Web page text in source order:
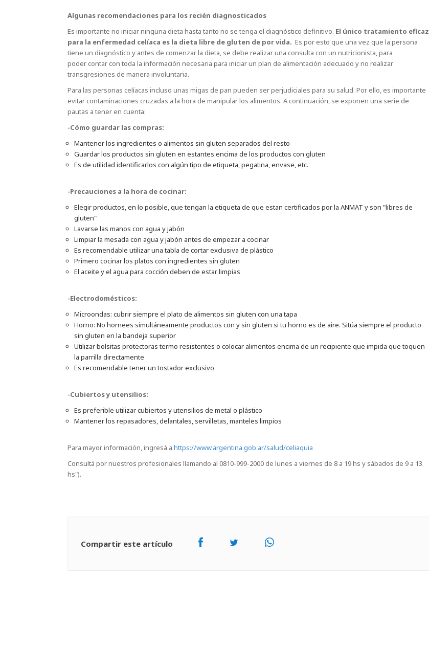
Algunas recomendaciones para los recién diagnosticados
Es importante no iniciar ninguna dieta hasta tanto no se tenga el diagnóstico definitivo. El único tratamiento eficaz
para la enfermedad celíaca es la dieta libre de gluten de por vida. Es por esto que una vez que la persona
tiene un diagnóstico y antes de comenzar la dieta, se debe realizar una consulta con un nutricionista, para
poder contar con toda la información necesaria para iniciar un plan de alimentación adecuado y no realizar
transgresiones de manera involuntaria.
Para las personas celíacas incluso unas migas de pan pueden ser perjudiciales para su salud. Por ello, es importante
evitar contaminaciones cruzadas a la hora de manipular los alimentos. A continuación, se exponen una serie de
pautas a tener en cuenta:
-Cómo guardar las compras:
Mantener los ingredientes o alimentos sin gluten separados del resto
Guardar los productos sin gluten en estantes encima de los productos con gluten
Es de utilidad identificarlos con algún tipo de etiqueta, pegatina, envase, etc.
-Precauciones a la hora de cocinar:
Elegir productos, en lo posible, que tengan la etiqueta de que estan certificados por la ANMAT y son "libres de
gluten"
Lavarse las manos con agua y jabón
Limpiar la mesada con agua y jabón antes de empezar a cocinar
Es recomendable utilizar una tabla de cortar exclusiva de plástico
Primero cocinar los platos con ingredientes sin gluten
El aceite y el agua para cocción deben de estar limpias
-Electrodomésticos:
Microondas: cubrir siempre el plato de alimentos sin gluten con una tapa
Horno: No hornees simultáneamente productos con y sin gluten si tu horno es de aire. Sitúa siempre el producto
sin gluten en la bandeja superior
Utilizar bolsitas protectoras termo resistentes o colocar alimentos encima de un recipiente que impida que toquen
la parrilla directamente
Es recomendable tener un tostador exclusivo
-Cubiertos y utensilios:
Es preferible utilizar cubiertos y utensilios de metal o plástico
Mantener los repasadores, delantales, servilletas, manteles limpios
Para mayor información, ingresá a https://www.argentina.gob.ar/salud/celiaquia
Consultá por nuestros profesionales llamando al 0810-999-2000 de lunes a viernes de 8 a 19 hs y sábados de 9 a 13
hs").
Compartir este artículo